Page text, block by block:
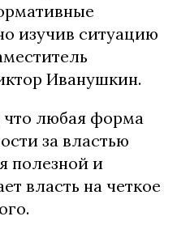
изучив ситуацию
Иванушкин.
любая форма
за властью
полезной и
власть на четкое